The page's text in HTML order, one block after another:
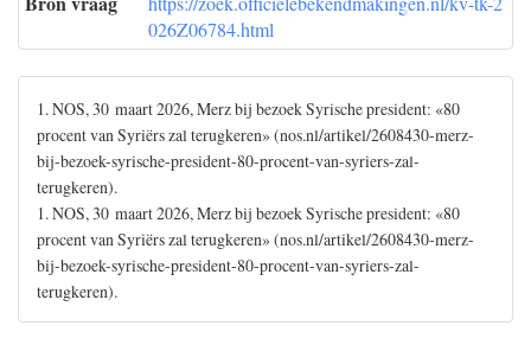
026Z06784.html
1. NOS, 30 maart 2026, Merz bij bezoek Syrische president: «80
procent van Syriërs zal terugkeren» (nos.nl/artikel/2608430-merz-
bij-bezoek-syrische-president-80-procent-van-syriers-zal-
terugkeren).
1. NOS, 30 maart 2026, Merz bij bezoek Syrische president: «80
procent van Syriërs zal terugkeren» (nos.nl/artikel/2608430-merz-
bij-bezoek-syrische-president-80-procent-van-syriers-zal-
terugkeren).